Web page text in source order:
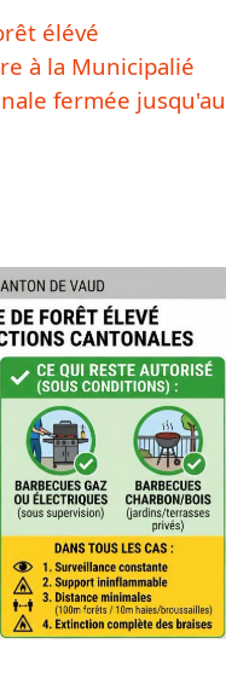
élévé
à la Municipalié
fermée jusqu'au